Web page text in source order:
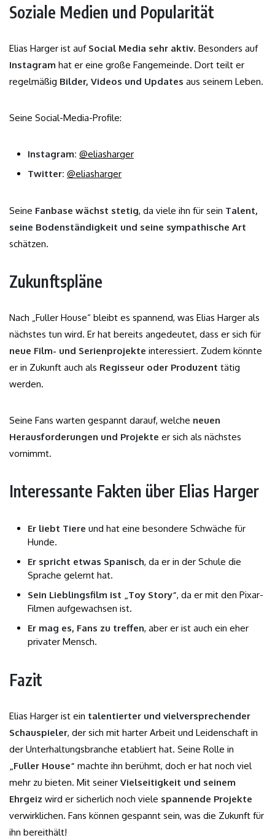
Soziale Medien und Popularität
Elias Harger ist auf Social Media sehr aktiv. Besonders auf
Instagram hat er eine große Fangemeinde. Dort teilt er
regelmäßig Bilder, Videos und Updates aus seinem Leben.
Seine Social-Media-Profile:
Instagram: @eliasharger
Twitter: @eliasharger
Seine Fanbase wächst stetig, da viele ihn für sein Talent,
seine Bodenständigkeit und seine sympathische Art
schätzen.
Zukunftspläne
Nach „Fuller House“ bleibt es spannend, was Elias Harger als
nächstes tun wird. Er hat bereits angedeutet, dass er sich für
neue Film- und Serienprojekte interessiert. Zudem könnte
er in Zukunft auch als Regisseur oder Produzent tätig
werden.
Seine Fans warten gespannt darauf, welche neuen
Herausforderungen und Projekte er sich als nächstes
vornimmt.
Interessante Fakten über Elias Harger
Er liebt Tiere und hat eine besondere Schwäche für
Hunde.
Er spricht etwas Spanisch, da er in der Schule die
Sprache gelernt hat.
Sein Lieblingsfilm ist „Toy Story“, da er mit den Pixar-
Filmen aufgewachsen ist.
Er mag es, Fans zu treffen, aber er ist auch ein eher
privater Mensch.
Fazit
Elias Harger ist ein talentierter und vielversprechender
Schauspieler, der sich mit harter Arbeit und Leidenschaft in
der Unterhaltungsbranche etabliert hat. Seine Rolle in
„Fuller House“ machte ihn berühmt, doch er hat noch viel
mehr zu bieten. Mit seiner Vielseitigkeit und seinem
Ehrgeiz wird er sicherlich noch viele spannende Projekte
verwirklichen. Fans können gespannt sein, was die Zukunft für
ihn bereithält!